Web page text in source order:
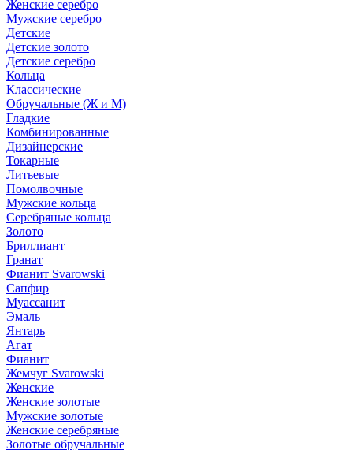
Женские серебро
Мужские серебро
Детские
Детские золото
Детские серебро
Кольца
Классические
Обручальные (Ж и М)
Гладкие
Комбинированные
Дизайнерские
Токарные
Литьевые
Помолвочные
Мужские кольца
Серебряные кольца
Золото
Бриллиант
Гранат
Фианит Svarowski
Сапфир
Муассанит
Эмаль
Янтарь
Агат
Фианит
Жемчуг Svarowski
Женские
Женские золотые
Мужские золотые
Женские серебряные
Золотые обручальные